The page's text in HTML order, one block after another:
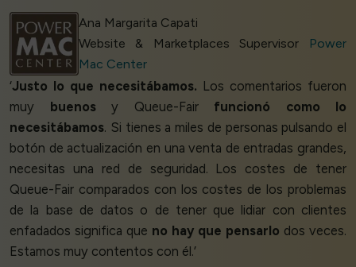
Ana Margarita Capati
Website & Marketplaces Supervisor
Power
Mac Center
‘Justo lo que necesitábamos. Los comentarios fueron
muy buenosy Queue-Fair funcionó como lo
necesitábamos. Si tienes a miles de personas pulsando el
botón de actualización en una venta de entradas grandes,
necesitas una red de seguridad. Los costes de tener
Queue-Fair comparados con los costes de los problemas
de la base de datos o de tener que lidiar con clientes
enfadados significa que no hay que pensarlo dos veces.
Estamos muy contentos con él.’